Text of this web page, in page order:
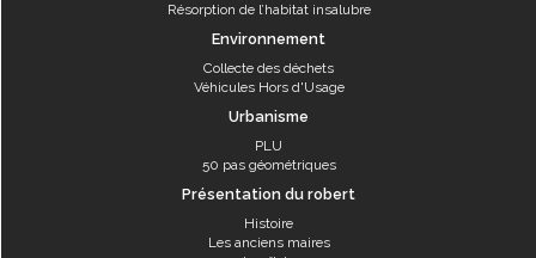
Résorption de l’habitat insalubre
Environnement
Collecte des déchets
Véhicules Hors d'Usage
Urbanisme
PLU
50 pas géométriques
Présentation du robert
Histoire
Les anciens maires